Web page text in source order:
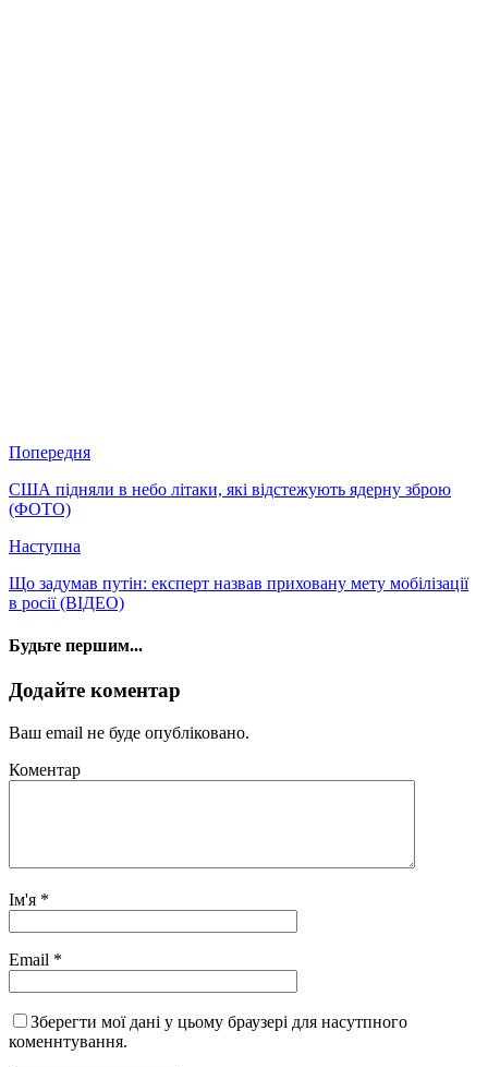
Попередня
США підняли в небо літаки, які відстежують ядерну зброю
(ФОТО)
Наступна
Що задумав путін: експерт назвав приховану мету мобілізації
в росії (ВІДЕО)
Будьте першим...
Додайте коментар
Ваш email не буде опубліковано.
Коментар
Ім'я *
Email *
Зберегти мої дані у цьому браузері для насутпного
коменнтування.